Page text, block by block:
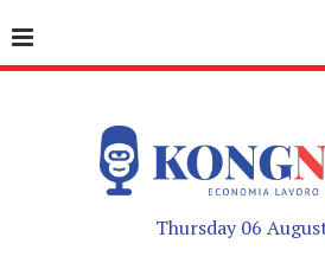
Thursday 06